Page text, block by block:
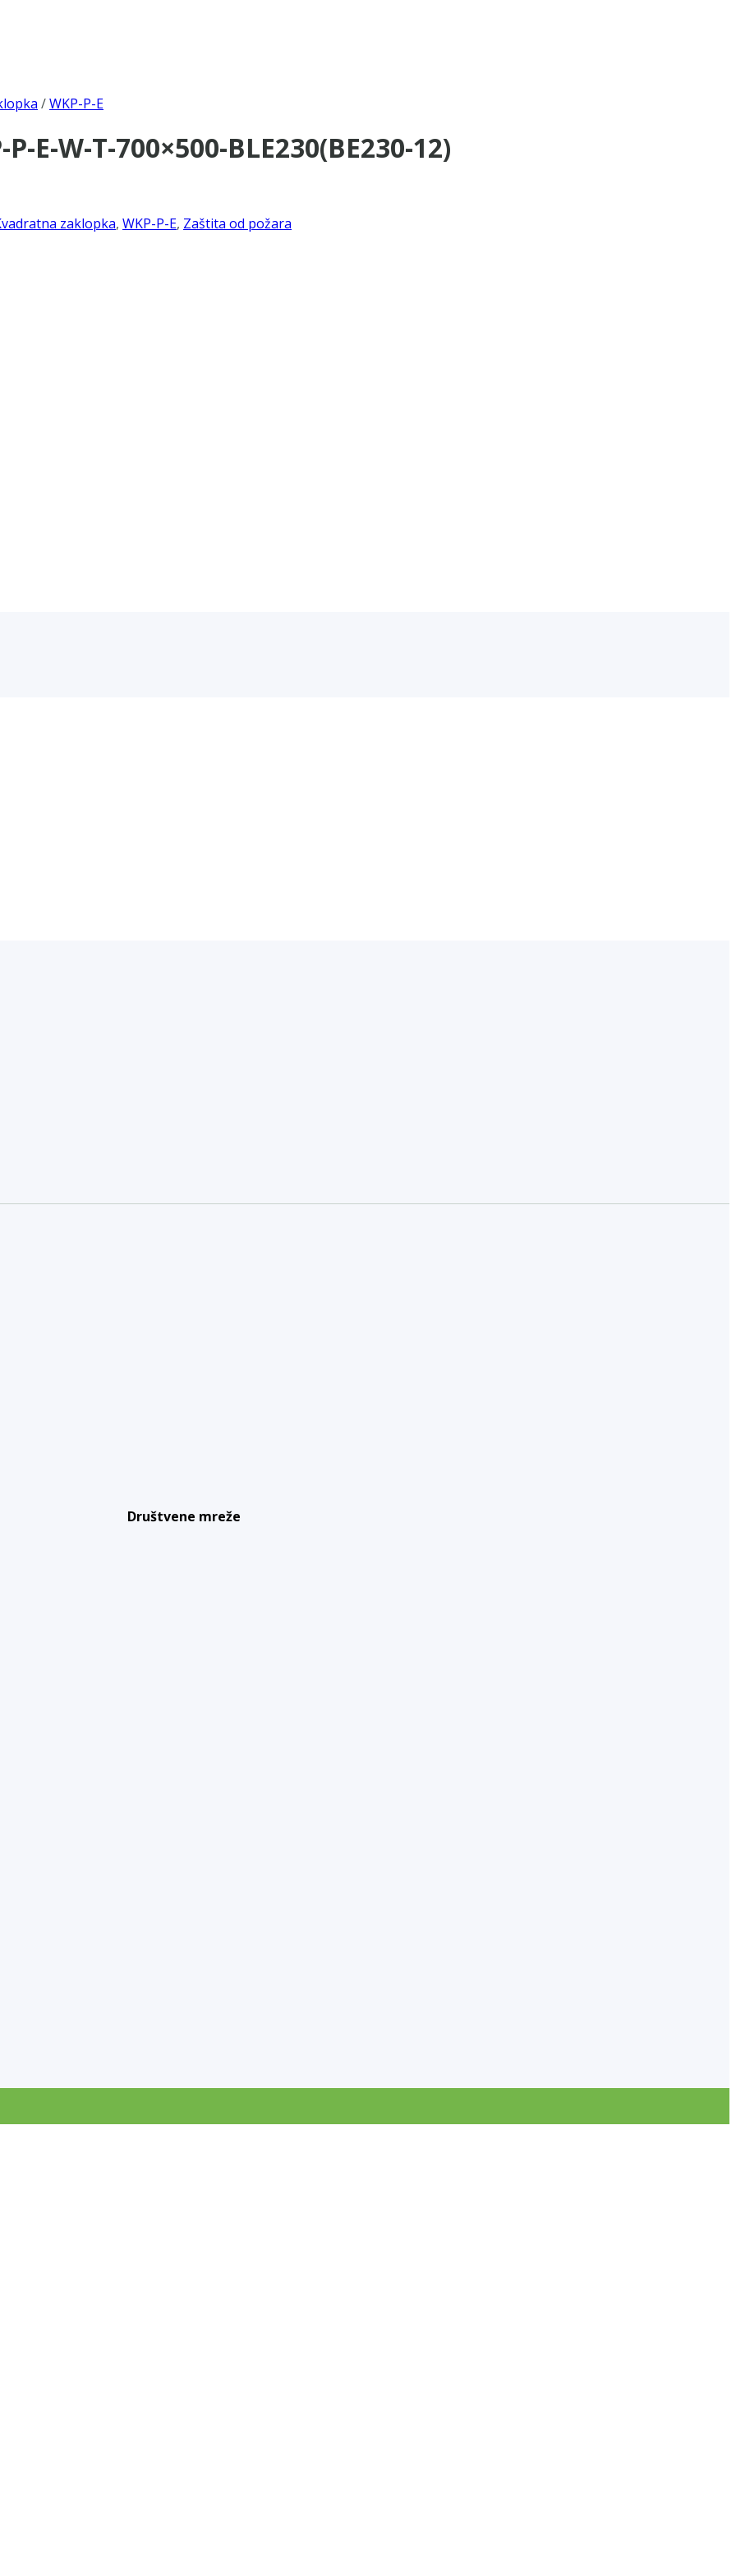
/WKP-P-E
E-W-T-700×500-BLE230(BE230-12)
zaklopka, WKP-P-E, Zaštita od požara
Društvene mreže